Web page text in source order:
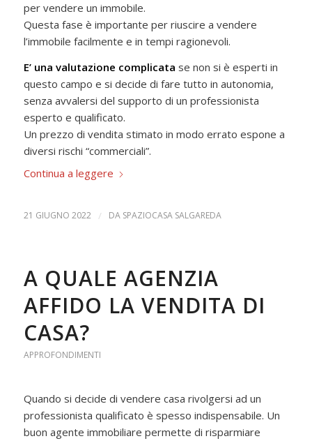
per vendere un immobile.
Questa fase è importante per riuscire a vendere
l’immobile facilmente e in tempi ragionevoli.
E’ una valutazione complicata se non si è esperti in
questo campo e si decide di fare tutto in autonomia,
senza avvalersi del supporto di un professionista
esperto e qualificato.
Un prezzo di vendita stimato in modo errato espone a
diversi rischi “commerciali”.
Continua a leggere
21 GIUGNO 2022 / DA SPAZIOCASA SALGAREDA
A QUALE AGENZIA
AFFIDO LA VENDITA DI
CASA?
APPROFONDIMENTI
Quando si decide di vendere casa rivolgersi ad un
professionista qualificato è spesso indispensabile. Un
buon agente immobiliare permette di risparmiare